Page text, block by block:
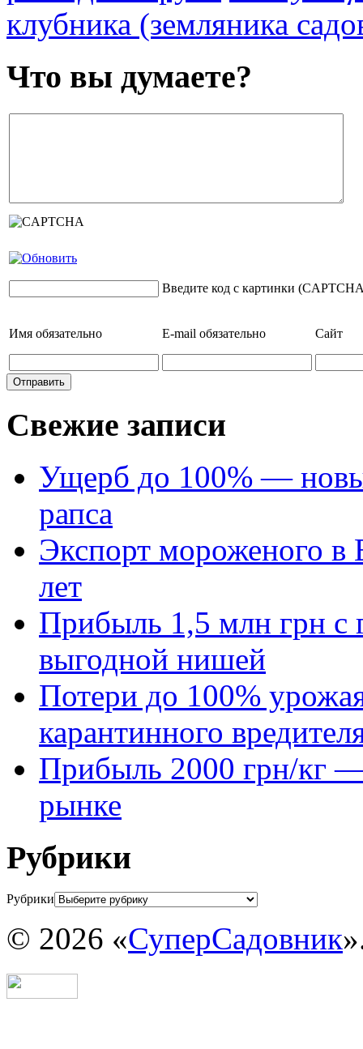
клубника (земляника
Что вы думаете?
Введите код с картинки
Имя обязательно E-mail обязательно Сайт
Свежие записи
Ущерб до 100% —
рапса
Экспорт мороженого в
лет
Прибыль 1,5 млн грн с
выгодной нишей
Потери до 100%
карантинного
Прибыль 2000 грн/кг —
рынке
Рубрики
Рубрики
© 2026 «СуперСадовник